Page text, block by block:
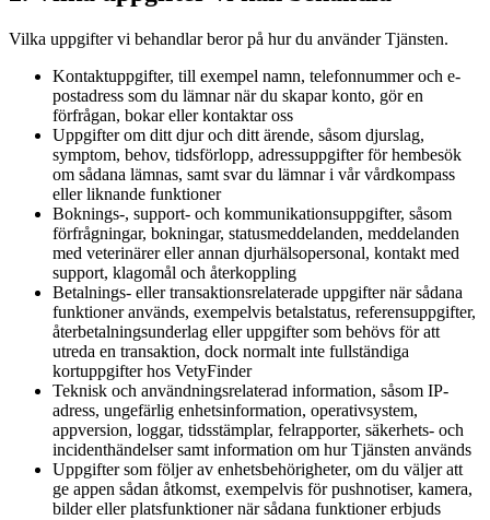
Vilka uppgifter vi behandlar beror på hur du använder Tjänsten.
Kontaktuppgifter, till exempel namn, telefonnummer och e-
postadress som du lämnar när du skapar konto, gör en
förfrågan, bokar eller kontaktar oss
Uppgifter om ditt djur och ditt ärende, såsom djurslag,
symptom, behov, tidsförlopp, adressuppgifter för hembesök
om sådana lämnas, samt svar du lämnar i vår vårdkompass
eller liknande funktioner
Boknings-, support- och kommunikationsuppgifter, såsom
förfrågningar, bokningar, statusmeddelanden, meddelanden
med veterinärer eller annan djurhälsopersonal, kontakt med
support, klagomål och återkoppling
Betalnings- eller transaktionsrelaterade uppgifter när sådana
funktioner används, exempelvis betalstatus, referensuppgifter,
återbetalningsunderlag eller uppgifter som behövs för att
utreda en transaktion, dock normalt inte fullständiga
kortuppgifter hos VetyFinder
Teknisk och användningsrelaterad information, såsom IP-
adress, ungefärlig enhetsinformation, operativsystem,
appversion, loggar, tidsstämplar, felrapporter, säkerhets- och
incidenthändelser samt information om hur Tjänsten används
Uppgifter som följer av enhetsbehörigheter, om du väljer att
ge appen sådan åtkomst, exempelvis för pushnotiser, kamera,
bilder eller platsfunktioner när sådana funktioner erbjuds